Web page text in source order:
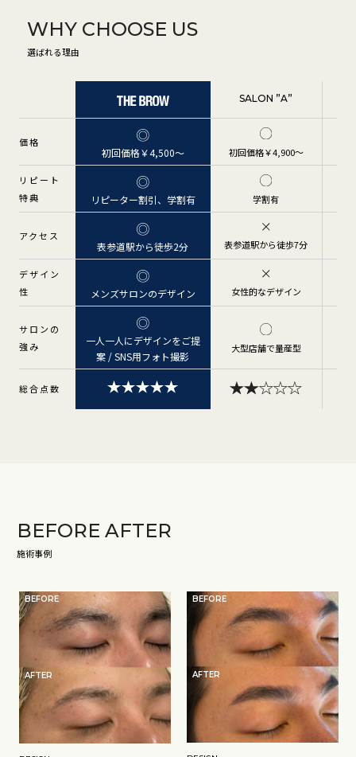
WHY CHOOSE US
選ばれる理由
SALON ”A”
価格
初回価格￥4,500〜 初回価格￥4,900〜
リピート
特典
リピーター割引、学割有 学割有
アクセス
表参道駅から徒歩2分 表参道駅から徒歩7分
デザイン
性
メンズサロンのデザイン 女性的なデザイン
サロンの
強み
一人一人にデザインをご提
案 / SNS用フォト撮影
大型店舗で量産型
総合点数
BEFORE AFTER
施術事例
BEFORE
AFTER
BEFORE
AFTER